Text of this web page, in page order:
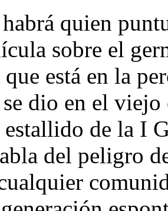
habrá quien
sobre el
está en la
se dio en el
de la I
del peligro